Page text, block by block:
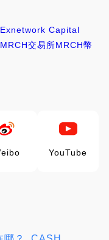
Exnetwork Capital
MRCH交易所MRCH幣
YouTube